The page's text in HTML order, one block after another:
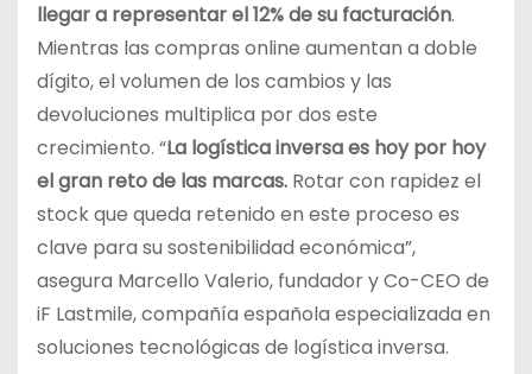
llegar a representar el 12% de su facturación.
Mientras las compras online aumentan a doble
dígito, el volumen de los cambios y las
devoluciones multiplica por dos este
crecimiento. “La logística inversa es hoy por hoy
el gran reto de las marcas. Rotar con rapidez el
stock que queda retenido en este proceso es
clave para su sostenibilidad económica”,
asegura Marcello Valerio, fundador y Co-CEO de
iF Lastmile, compañía española especializada en
soluciones tecnológicas de logística inversa.